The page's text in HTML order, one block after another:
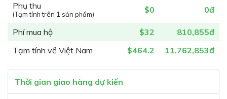
Phụ thu
(Tạm tính trên 1 sản phẩm) $0 0đ
Phí mua hộ $32
810,855đ
Tạm tính về Việt Nam
$464.2 11,762,853đ
Thời gian giao hàng dự kiến